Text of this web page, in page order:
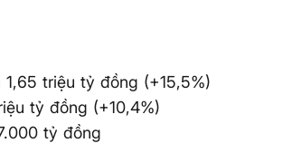
triệu tỷ đồng (+15,5%)
tỷ đồng (+10,4%)
tỷ đồng